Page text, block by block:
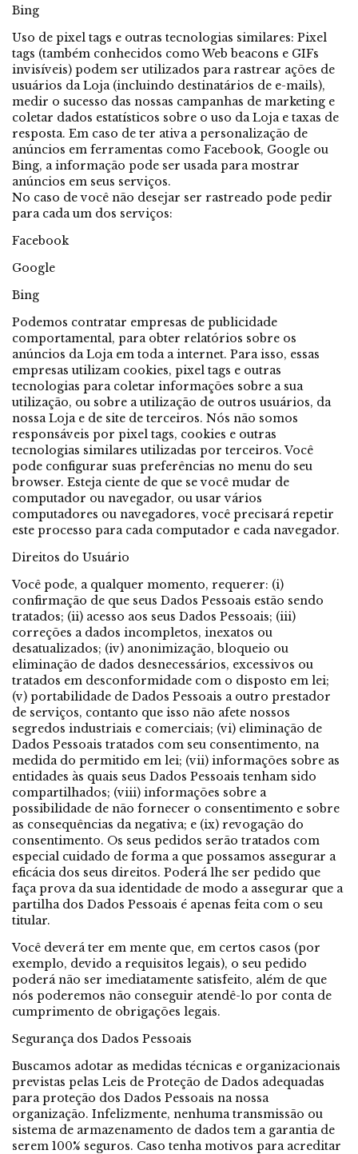
Bing
Uso de pixel tags e outras tecnologias similares: Pixel
tags (também conhecidos como Web beacons e GIFs
invisíveis) podem ser utilizados para rastrear ações de
usuários da Loja (incluindo destinatários de e-mails),
medir o sucesso das nossas campanhas de marketing e
coletar dados estatísticos sobre o uso da Loja e taxas de
resposta. Em caso de ter ativa a personalização de
anúncios em ferramentas como Facebook, Google ou
Bing, a informação pode ser usada para mostrar
anúncios em seus serviços.
No caso de você não desejar ser rastreado pode pedir
para cada um dos serviços:
Facebook
Google
Bing
Podemos contratar empresas de publicidade
comportamental, para obter relatórios sobre os
anúncios da Loja em toda a internet. Para isso, essas
empresas utilizam cookies, pixel tags e outras
tecnologias para coletar informações sobre a sua
utilização, ou sobre a utilização de outros usuários, da
nossa Loja e de site de terceiros. Nós não somos
responsáveis por pixel tags, cookies e outras
tecnologias similares utilizadas por terceiros. Você
pode configurar suas preferências no menu do seu
browser. Esteja ciente de que se você mudar de
computador ou navegador, ou usar vários
computadores ou navegadores, você precisará repetir
este processo para cada computador e cada navegador.
Direitos do Usuário
Você pode, a qualquer momento, requerer: (i)
confirmação de que seus Dados Pessoais estão sendo
tratados; (ii) acesso aos seus Dados Pessoais; (iii)
correções a dados incompletos, inexatos ou
desatualizados; (iv) anonimização, bloqueio ou
eliminação de dados desnecessários, excessivos ou
tratados em desconformidade com o disposto em lei;
(v) portabilidade de Dados Pessoais a outro prestador
de serviços, contanto que isso não afete nossos
segredos industriais e comerciais; (vi) eliminação de
Dados Pessoais tratados com seu consentimento, na
medida do permitido em lei; (vii) informações sobre as
entidades às quais seus Dados Pessoais tenham sido
compartilhados; (viii) informações sobre a
possibilidade de não fornecer o consentimento e sobre
as consequências da negativa; e (ix) revogação do
consentimento. Os seus pedidos serão tratados com
especial cuidado de forma a que possamos assegurar a
eficácia dos seus direitos. Poderá lhe ser pedido que
faça prova da sua identidade de modo a assegurar que a
partilha dos Dados Pessoais é apenas feita com o seu
titular.
Você deverá ter em mente que, em certos casos (por
exemplo, devido a requisitos legais), o seu pedido
poderá não ser imediatamente satisfeito, além de que
nós poderemos não conseguir atendê-lo por conta de
cumprimento de obrigações legais.
Segurança dos Dados Pessoais
Buscamos adotar as medidas técnicas e organizacionais
previstas pelas Leis de Proteção de Dados adequadas
para proteção dos Dados Pessoais na nossa
organização. Infelizmente, nenhuma transmissão ou
sistema de armazenamento de dados tem a garantia de
serem 100% seguros. Caso tenha motivos para acreditar